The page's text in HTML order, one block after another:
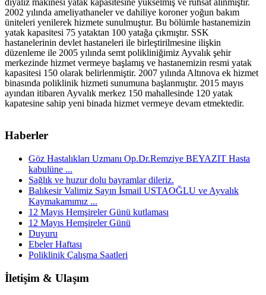
2002 yılında ameliyathaneler ve dahiliye koroner yoğun bakım
üniteleri yenilerek hizmete sunulmuştur. Bu bölümle hastanemizin
yatak kapasitesi 75 yataktan 100 yatağa çıkmıştır. SSK
hastanelerinin devlet hastaneleri ile birleştirilmesine ilişkin
düzenleme ile 2005 yılında semt polikliniğimiz Ayvalık şehir
merkezinde hizmet vermeye başlamış ve hastanemizin resmi yatak
kapasitesi 150 olarak belirlenmiştir. 2007 yılında Altınova ek hizmet
binasında poliklinik hizmeti sunumuna başlanmıştır. 2015 mayıs
ayından itibaren Ayvalık merkez 150 mahallesinde 120 yatak
kapatesine sahip yeni binada hizmet vermeye devam etmektedir.
Haberler
Göz Hastalıkları Uzmanı Op.Dr.Remziye BEYAZIT Hasta
kabulüne ...
Sağlık ve huzur dolu bayramlar dileriz.
Balıkesir Valimiz Sayın İsmail USTAOĞLU ve Ayvalık
Kaymakamımız ...
12 Mayıs Hemşireler Günü kutlaması
12 Mayıs Hemşireler Günü
Duyuru
Ebeler Haftası
Poliklinik Çalışma Saatleri
İletişim & Ulaşım